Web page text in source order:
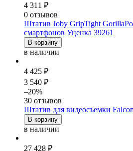
4 311 ₽
0 отзывов
Штатив Joby GripTight
смартфонов Уценка 39261
В корзину
в наличии
4 425 ₽
3 540 ₽
–20%
30 отзывов
Штатив для видеосъемки
В корзину
в наличии
27 428 ₽